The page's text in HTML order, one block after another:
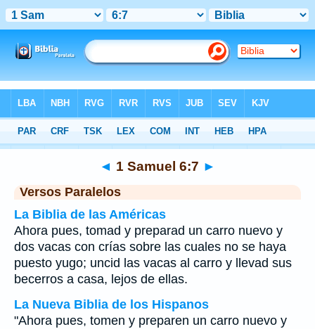
>1 Samuel Capítulo 6 > Verso 7
◄ 1 Samuel 6:7 ►
Versos Paralelos
La Biblia de las Américas
Ahora pues, tomad y preparad un carro nuevo y
dos vacas con crías sobre las cuales no se haya
puesto yugo; uncid las vacas al carro y llevad sus
becerros a casa, lejos de ellas.
La Nueva Biblia de los Hispanos
"Ahora pues, tomen y preparen un carro nuevo y